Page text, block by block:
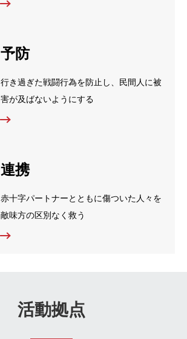
予防
行き過ぎた戦闘行為を防止し、民間人に被
害が及ばないようにする
連携
赤十字パートナーとともに傷ついた人々を
敵味方の区別なく救う
活動拠点